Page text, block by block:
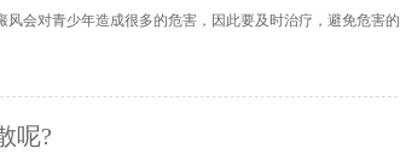
会对青少年造成很多的危害，因此要及时治疗，避免危害的
呢?